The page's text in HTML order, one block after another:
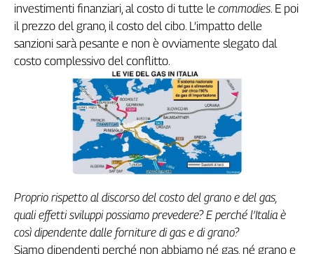
investimenti finanziari, al costo di tutte le commodies. E poi
il prezzo del grano, il costo del cibo. L’impatto delle
sanzioni sarà pesante e non è ovviamente slegato dal
costo complessivo del conflitto.
Proprio rispetto al discorso del costo del grano e del gas,
quali effetti sviluppi possiamo prevedere? E perché l’Italia è
così dipendente dalle forniture di gas e di grano?
Siamo dipendenti perché non abbiamo né gas, né grano e